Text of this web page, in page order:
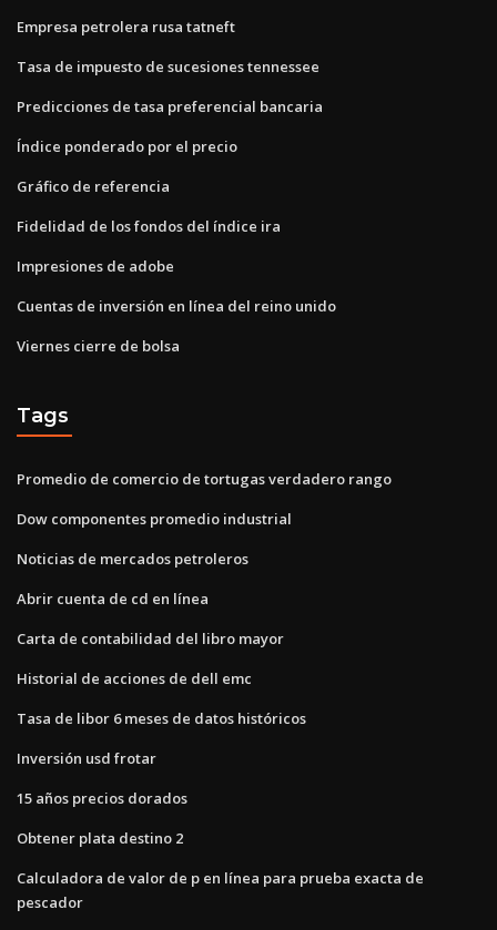
Empresa petrolera rusa tatneft
Tasa de impuesto de sucesiones tennessee
Predicciones de tasa preferencial bancaria
Índice ponderado por el precio
Gráfico de referencia
Fidelidad de los fondos del índice ira
Impresiones de adobe
Cuentas de inversión en línea del reino unido
Viernes cierre de bolsa
Tags
Promedio de comercio de tortugas verdadero rango
Dow componentes promedio industrial
Noticias de mercados petroleros
Abrir cuenta de cd en línea
Carta de contabilidad del libro mayor
Historial de acciones de dell emc
Tasa de libor 6 meses de datos históricos
Inversión usd frotar
15 años precios dorados
Obtener plata destino 2
Calculadora de valor de p en línea para prueba exacta de
pescador